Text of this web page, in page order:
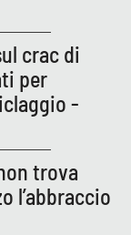
crac di
per
-
trova
l’abbraccio